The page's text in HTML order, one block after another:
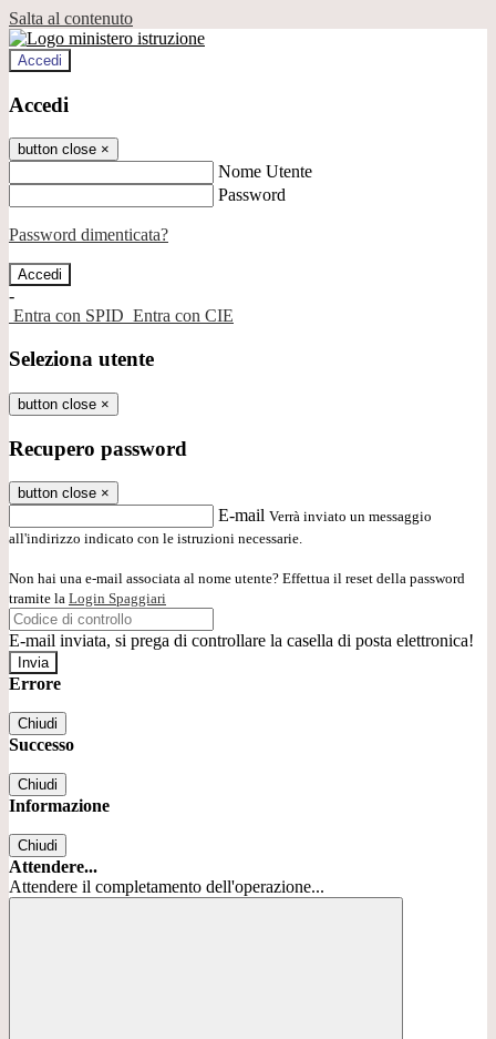
Salta al contenuto
Accedi
Accedi
button close ×
Nome Utente
Password
Password dimenticata?
-
Entra con SPID Entra con CIE
Seleziona utente
button close ×
Recupero password
button close ×
E-mail Verrà inviato un messaggio
all'indirizzo indicato con le istruzioni necessarie.
Non hai una e-mail associata al nome utente? Effettua il reset della password
tramite la Login Spaggiari
E-mail inviata, si prega di controllare la casella di posta elettronica!
Errore
Chiudi
Successo
Chiudi
Informazione
Chiudi
Attendere...
Attendere il completamento dell'operazione...